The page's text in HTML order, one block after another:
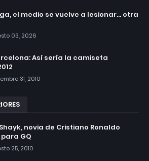
el medio se vuelve a lesionar... otra
03, 2026
Así sería la camiseta
31, 2010
novia de Cristiano Ronaldo
GQ
25, 2010